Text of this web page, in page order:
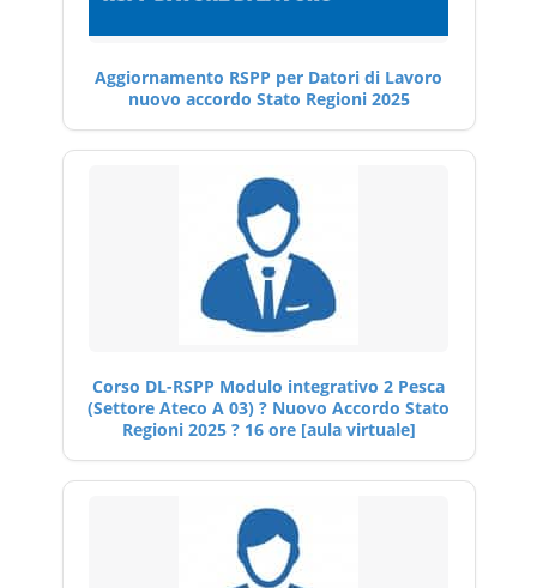
Aggiornamento RSPP per Datori di Lavoro
nuovo accordo Stato Regioni 2025
Corso DL-RSPP Modulo integrativo 2 Pesca
(Settore Ateco A 03) ? Nuovo Accordo Stato
Regioni 2025 ? 16 ore [aula virtuale]